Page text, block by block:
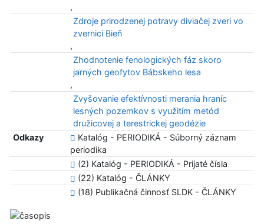
,
Zdroje prirodzenej potravy diviačej zveri vo
zvernici Bieň
,
Zhodnotenie fenologických fáz skoro
jarných geofytov Bábskeho lesa
,
Zvyšovanie efektívnosti merania hraníc
lesných pozemkov s využitím metód
družicovej a terestrickej geodézie
Odkazy
Katalóg - PERIODIKÁ - Súborný záznam
periodika
(2) Katalóg - PERIODIKÁ - Prijaté čísla
(22) Katalóg - ČLÁNKY
(18) Publikačná činnosť SLDK - ČLÁNKY